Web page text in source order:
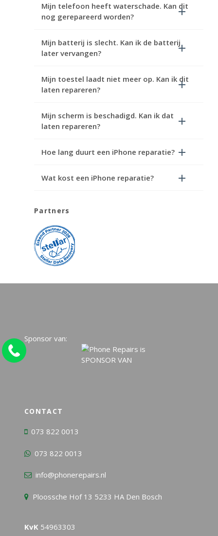
Mijn telefoon heeft waterschade. Kan dit
nog gerepareerd worden?
Mijn batterij is slecht. Kan ik de batterij
later vervangen?
Mijn toestel laadt niet meer op. Kan ik dit
laten repareren?
Mijn scherm is beschadigd. Kan ik dat
laten repareren?
Hoe lang duurt een iPhone reparatie?
Wat kost een iPhone reparatie?
Partners
Sponsor van:
CONTACT
073 822 0013
073 822 0013
info@phonerepairs.nl
Ploossche Hof 13 5233 HA Den Bosch
KvK 54963303